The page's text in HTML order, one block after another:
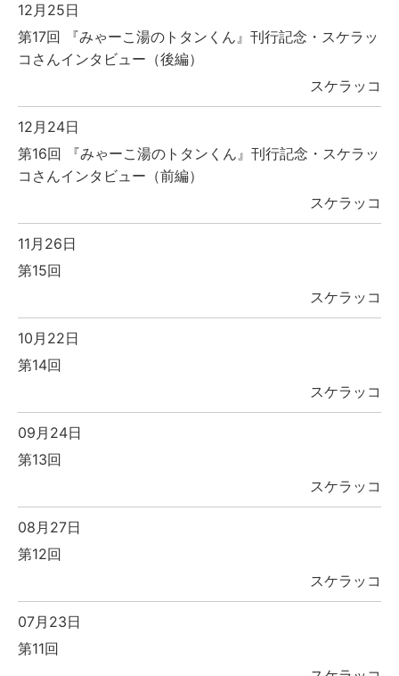
12月25日
第17回 『みゃーこ湯のトタンくん』刊行記念・スケラッ
コさんインタビュー（後編）
スケラッコ
12月24日
第16回 『みゃーこ湯のトタンくん』刊行記念・スケラッ
コさんインタビュー（前編）
スケラッコ
11月26日
第15回
スケラッコ
10月22日
第14回
スケラッコ
09月24日
第13回
スケラッコ
08月27日
第12回
スケラッコ
07月23日
第11回